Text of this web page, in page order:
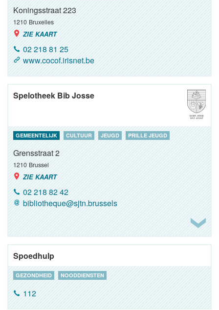
Koningsstraat 223
1210 Bruxelles
ZIE KAART
02 218 81 25
www.cocof.irisnet.be
Spelotheek Bib Josse
GEMEENTELIJK CULTUUR JEUGD PRILLE JEUGD
Grensstraat 2
1210 Brussel
ZIE KAART
02 218 82 42
bibliotheque@sjtn.brussels
Spoedhulp
GEZONDHEID NOODDIENSTEN
112